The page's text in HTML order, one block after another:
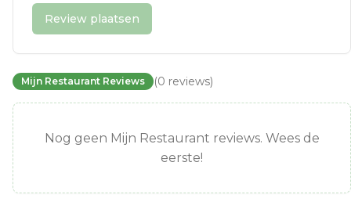
Review plaatsen
Mijn Restaurant Reviews (0 reviews)
Nog geen Mijn Restaurant reviews. Wees de
eerste!